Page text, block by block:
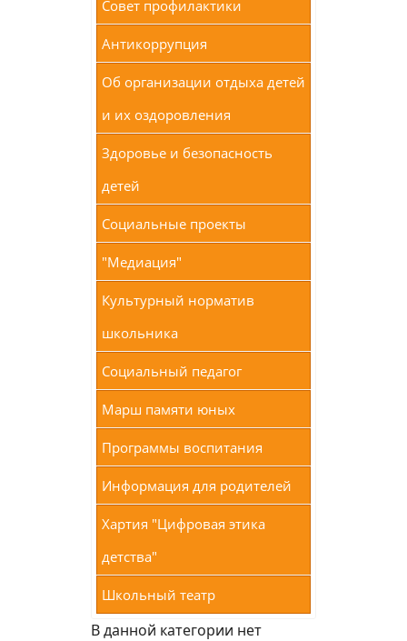
Совет профилактики
Антикоррупция
Об организации отдыха детей
и их оздоровления
Здоровье и безопасность
детей
Социальные проекты
"Медиация"
Культурный норматив
школьника
Социальный педагог
Марш памяти юных
Программы воспитания
Информация для родителей
Хартия "Цифровая этика
детства"
Школьный театр
В данной категории нет